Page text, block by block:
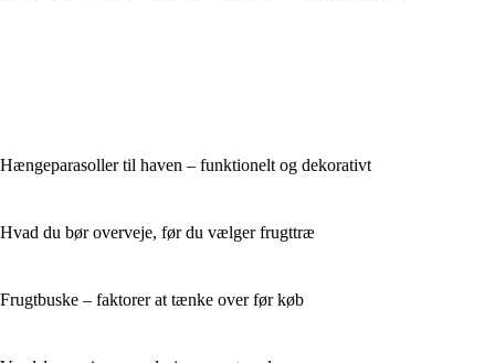
Hængeparasoller til haven – funktionelt og dekorativt
Hvad du bør overveje, før du vælger frugttræ
Frugtbuske – faktorer at tænke over før køb